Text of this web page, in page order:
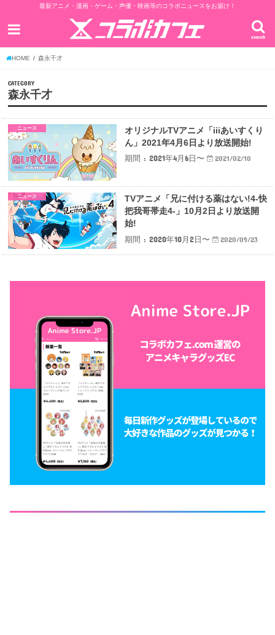
最新アニメ・漫画・ゲーム・声優・映画等のコラボニュースをお届け！
search
HOME 森永千才
CATEGORY
森永千才
ニュース
オリジナルTVアニメ「iiiあいすくり
ん」2021年4月6日より放送開始!
期間 : 2021年4月6日〜
2021/02/10
ニュース
TVアニメ「兄に付ける薬はない!4-快
把我哥帯走4-」10月2日より放送開
始!
期間 : 2020年10月2日〜
2020/09/23